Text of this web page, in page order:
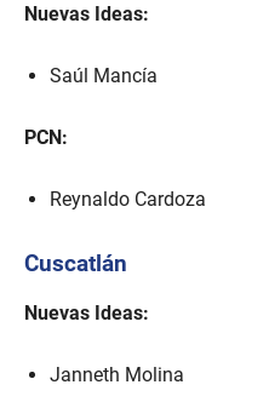
Nuevas Ideas:
Saúl Mancía
PCN:
Reynaldo Cardoza
Cuscatlán
Nuevas Ideas:
Janneth Molina